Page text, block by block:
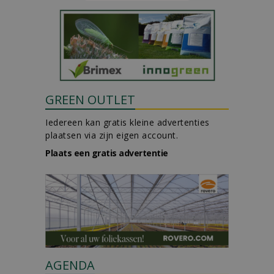
GREEN OUTLET
Iedereen kan gratis kleine advertenties
plaatsen via zijn eigen account.
Plaats een gratis advertentie
AGENDA